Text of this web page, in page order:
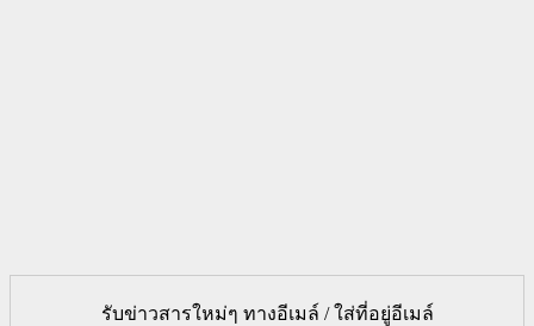
รับข่าวสารใหม่ๆ ทางอีเมล์ / ใส่ที่อยู่อีเมล์